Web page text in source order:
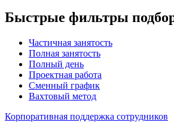
Быстрые фильтры
Частичная занятость
Полная занятость
Полный день
Проектная работа
Сменный график
Вахтовый метод
Корпоративная поддержка сотрудников